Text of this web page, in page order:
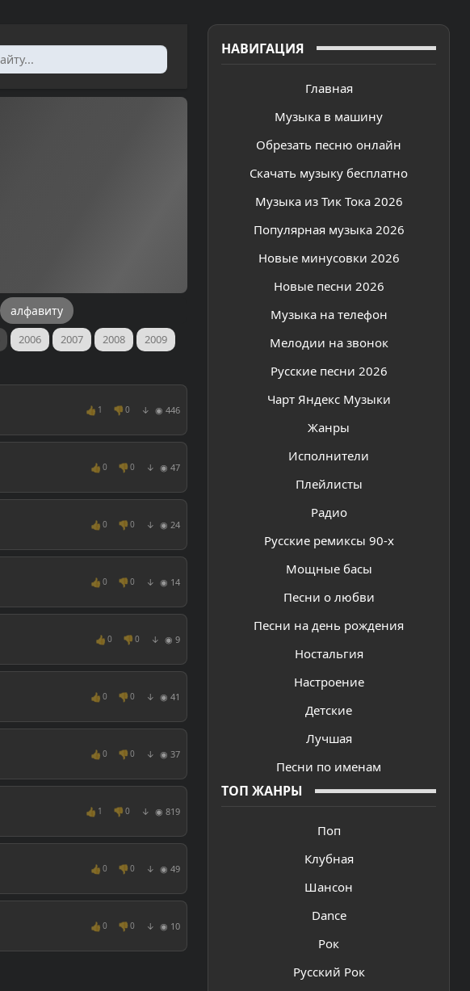
НАВИГАЦИЯ
Главная
Музыка в машину
Обрезать песню онлайн
Скачать музыку бесплатно
Музыка из Тик Тока 2026
Популярная музыка 2026
Новые минусовки 2026
Новые песни 2026
Музыка на телефон
Мелодии на звонок
Русские песни 2026
Чарт Яндекс Музыки
Жанры
Исполнители
Плейлисты
Радио
Русские ремиксы 90-х
Мощные басы
Песни о любви
Песни на день рождения
Ностальгия
Настроение
Детские
Лучшая
Песни по именам
ТОП ЖАНРЫ
Поп
Клубная
Шансон
Dance
Рок
Русский Рок
алфавиту
2006 2007 2008
2009
👍 1 👎 0 ↓ ◉ 446
👍 0 👎 0 ↓ ◉ 47
👍 0 👎 0 ↓ ◉ 24
👍 0 👎 0 ↓ ◉ 14
👍 0 👎 0 ↓ ◉ 9
👍 0 👎 0 ↓ ◉ 41
👍 0 👎 0 ↓ ◉ 37
👍 1 👎 0 ↓ ◉ 819
👍 0 👎 0 ↓ ◉ 49
👍 0 👎 0 ↓ ◉ 10